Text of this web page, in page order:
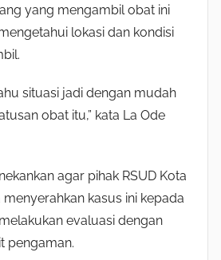
yang mengambil obat ini
lokasi dan kondisi
situasi jadi dengan mudah
obat itu,” kata La Ode
agar pihak RSUD Kota
menyerahkan kasus ini kepada
evaluasi dengan
pengaman.